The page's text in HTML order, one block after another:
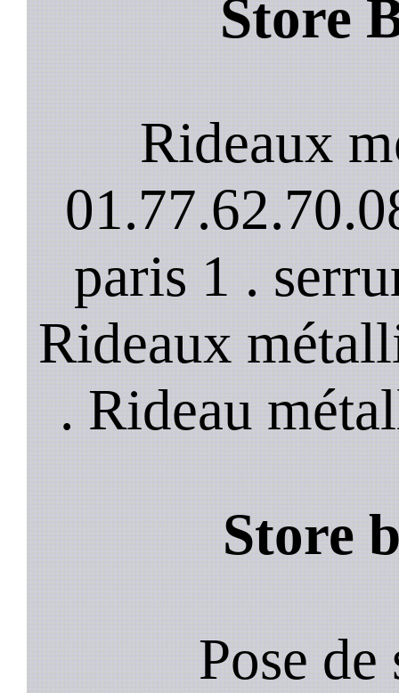
Store
Rideaux
paris 1 .
Rideaux
. Rideau
Store
Pose de